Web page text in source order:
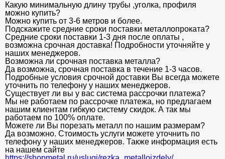
Какую минимальную длину трубы ,уголка, профиля
можно купить?
Можно купить от 3-6 метров и более.
Подскажите средние сроки поставки металлопроката?
Средние сроки поставки 1-3 дня после оплаты ,
возможна срочная доставка! Подробности уточняйте у
наших менеджеров.
Возможна ли срочная поставка металла?
Да возможна, срочная поставка в течение 1-3 часов.
Подробные условия срочной доставки Вы всегда можете
уточнить по телефону у наших менеджеров.
Существует ли вы у вас система рассрочки платежа?
Мы не работаем по рассрочке платежа, но предлагаем
нашим клиентам гибкую систему скидок. А так мы
работаем по 100% оплате.
Можете ли Вы порезать металл по нашим размерам?
Да возможно. Стоимость услуги можете уточнить по
телефону у наших менеджеров. Также информация есть
на нашем сайте